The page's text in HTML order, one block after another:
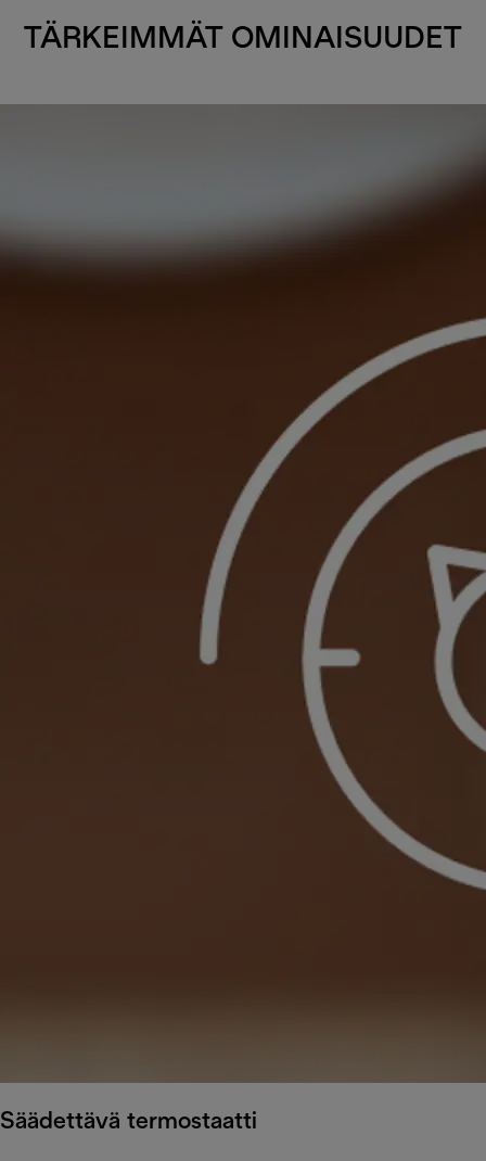
TÄRKEIMMÄT OMINAISUUDET
Säädettävä termostaatti